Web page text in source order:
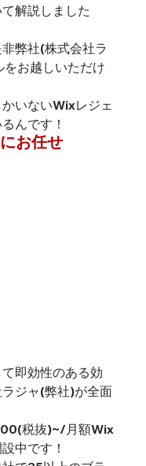
解説しました
弊社(株式会社ラ
お越しいただけ
いないWixレジェ
んです！
お任せ
即効性のある効
ジャ(弊社)が全面
税抜)~/月額Wix
中です！